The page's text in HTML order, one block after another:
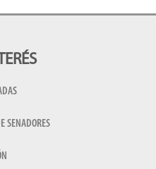
SENADORES